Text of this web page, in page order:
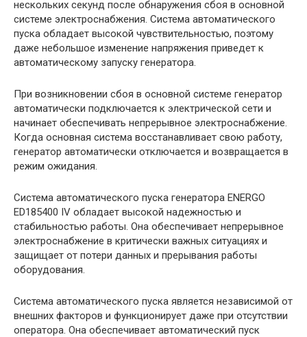
нескольких секунд после обнаружения сбоя в основной
системе электроснабжения. Система автоматического
пуска обладает высокой чувствительностью, поэтому
даже небольшое изменение напряжения приведет к
автоматическому запуску генератора.
При возникновении сбоя в основной системе генератор
автоматически подключается к электрической сети и
начинает обеспечивать непрерывное электроснабжение.
Когда основная система восстанавливает свою работу,
генератор автоматически отключается и возвращается в
режим ожидания.
Система автоматического пуска генератора ENERGO
ED185400 IV обладает высокой надежностью и
стабильностью работы. Она обеспечивает непрерывное
электроснабжение в критически важных ситуациях и
защищает от потери данных и прерывания работы
оборудования.
Система автоматического пуска является независимой от
внешних факторов и функционирует даже при отсутствии
оператора. Она обеспечивает автоматический пуск